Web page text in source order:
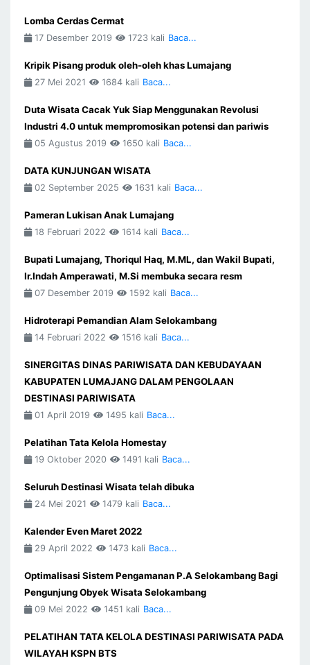
Lomba Cerdas Cermat
17 Desember 2019 1723 kali Baca...
Kripik Pisang produk oleh-oleh khas Lumajang
27 Mei 2021 1684 kali Baca...
Duta Wisata Cacak Yuk Siap Menggunakan Revolusi
Industri 4.0 untuk mempromosikan potensi dan pariwis
05 Agustus 2019 1650 kali Baca...
DATA KUNJUNGAN WISATA
02 September 2025 1631 kali Baca...
Pameran Lukisan Anak Lumajang
18 Februari 2022 1614 kali Baca...
Bupati Lumajang, Thoriqul Haq, M.ML, dan Wakil Bupati,
Ir.Indah Amperawati, M.Si membuka secara resm
07 Desember 2019 1592 kali Baca...
Hidroterapi Pemandian Alam Selokambang
14 Februari 2022 1516 kali Baca...
SINERGITAS DINAS PARIWISATA DAN KEBUDAYAAN
KABUPATEN LUMAJANG DALAM PENGOLAAN
DESTINASI PARIWISATA
01 April 2019 1495 kali Baca...
Pelatihan Tata Kelola Homestay
19 Oktober 2020 1491 kali Baca...
Seluruh Destinasi Wisata telah dibuka
24 Mei 2021 1479 kali Baca...
Kalender Even Maret 2022
29 April 2022 1473 kali Baca...
Optimalisasi Sistem Pengamanan P.A Selokambang Bagi
Pengunjung Obyek Wisata Selokambang
09 Mei 2022 1451 kali Baca...
PELATIHAN TATA KELOLA DESTINASI PARIWISATA PADA
WILAYAH KSPN BTS